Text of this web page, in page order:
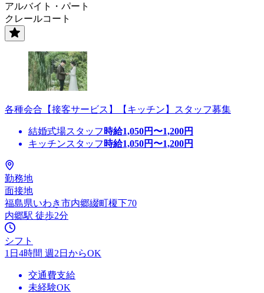
アルバイト・パート
クレールコート
各種会合【接客サービス】【キッチン】スタッフ募集
結婚式場スタッフ 時給1,050円〜1,200円
キッチンスタッフ 時給1,050円〜1,200円
勤務地
面接地
福島県いわき市内郷綴町榎下70
内郷駅 徒歩2分
シフト
1日4時間 週2日からOK
交通費支給
未経験OK